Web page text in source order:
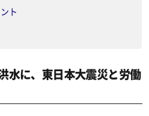
ト
水に、東日本大震災と労働